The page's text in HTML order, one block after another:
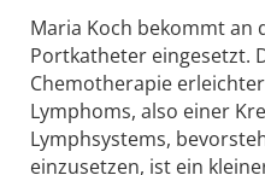
Maria Koch bekommt an
Portkatheter eingesetzt.
Chemotherapie
Lymphoms, also einer
Lymphsystems,
einzusetzen, ist ein